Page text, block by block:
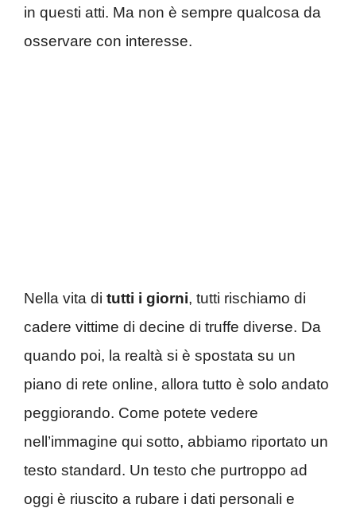
in questi atti. Ma non è sempre qualcosa da
osservare con interesse.
Nella vita di tutti i giorni, tutti rischiamo di
cadere vittime di decine di truffe diverse. Da
quando poi, la realtà si è spostata su un
piano di rete online, allora tutto è solo andato
peggiorando. Come potete vedere
nell’immagine qui sotto, abbiamo riportato un
testo standard. Un testo che purtroppo ad
oggi è riuscito a rubare i dati personali e